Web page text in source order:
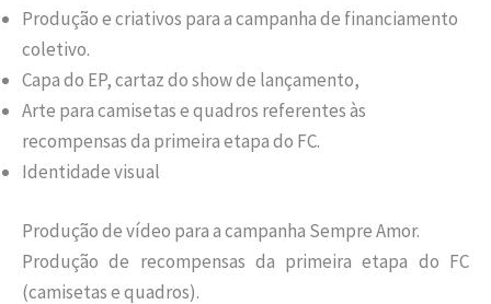
Produção e criativos para a campanha de financiamento
coletivo.
Capa do EP, cartaz do show de lançamento,
Arte para camisetas e quadros referentes às
recompensas da primeira etapa do FC.
Identidade visual
Produção de vídeo para a campanha Sempre Amor.
Produção de recompensas da primeira etapa do FC
(camisetas e quadros).